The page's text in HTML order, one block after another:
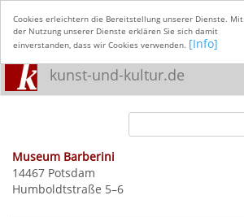
Cookies erleichtern die Bereitstellung unserer Dienste. Mit
der Nutzung unserer Dienste erklären Sie sich damit
einverstanden, dass wir Cookies verwenden. [Info]
kunst-und-kultur.de
Museum Barberini
14467 Potsdam
Humboldtstraße 5–6